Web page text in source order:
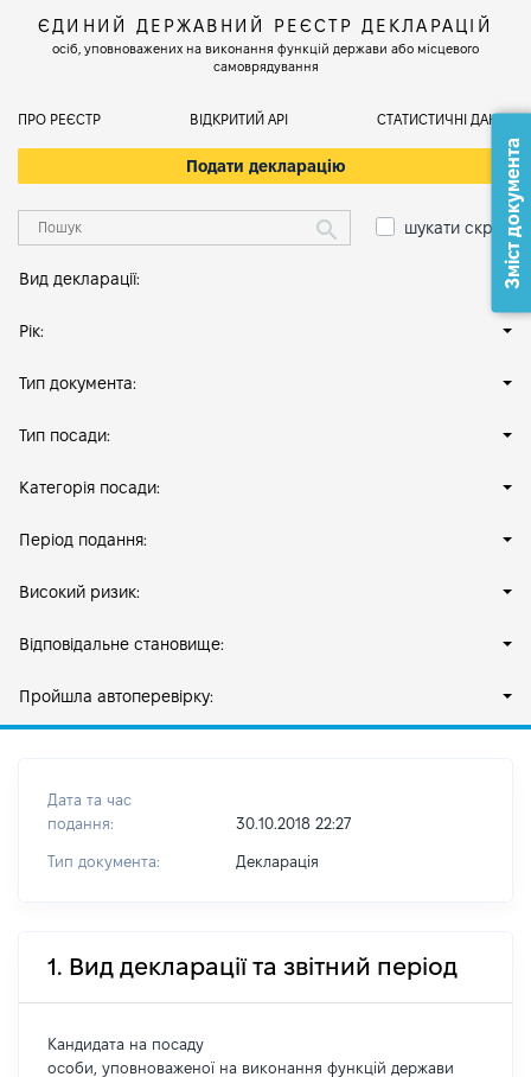
ЄДИНИЙ ДЕРЖАВНИЙ РЕЄСТР ДЕКЛАРАЦІЙ
осіб, уповноважених на виконання функцій держави або місцевого
самоврядування
ПРО РЕЄСТР ВІДКРИТИЙ АРІ СТАТИСТИЧНІ ДАНІ
Подати декларацію
шукати скрізь
Вид декларації:
Рік:
Тип документа:
Тип посади:
Категорія посади:
Період подання:
Високий ризик:
Відповідальне становище:
Пройшла автоперевірку:
Дата та час
подання:
30.10.2018 22:27
Тип документа: Декларація
1. Вид декларації та звітний період
Кандидата на посаду
особи, уповноваженої на виконання функцій держави
Зміст документа